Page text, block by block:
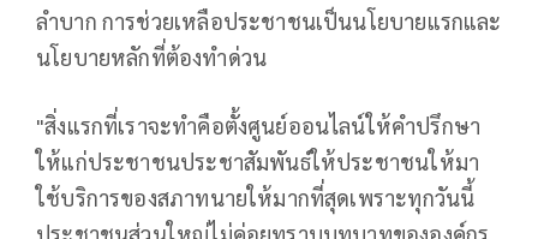
ลำบาก การช่วยเหลือประชาชนเป็นนโยบายแรกและ
นโยบายหลักที่ต้องทำด่วน
"สิ่งแรกที่เราจะทำคือตั้งศูนย์ออนไลน์ให้คำปรึกษา
ให้แก่ประชาชนประชาสัมพันธ์ให้ประชาชนให้มา
ใช้บริการของสภาทนายให้มากที่สุดเพราะทุกวันนี้
ประชาชนส่วนใหญ่ไม่ค่อยทราบบทบาทขององค์กร